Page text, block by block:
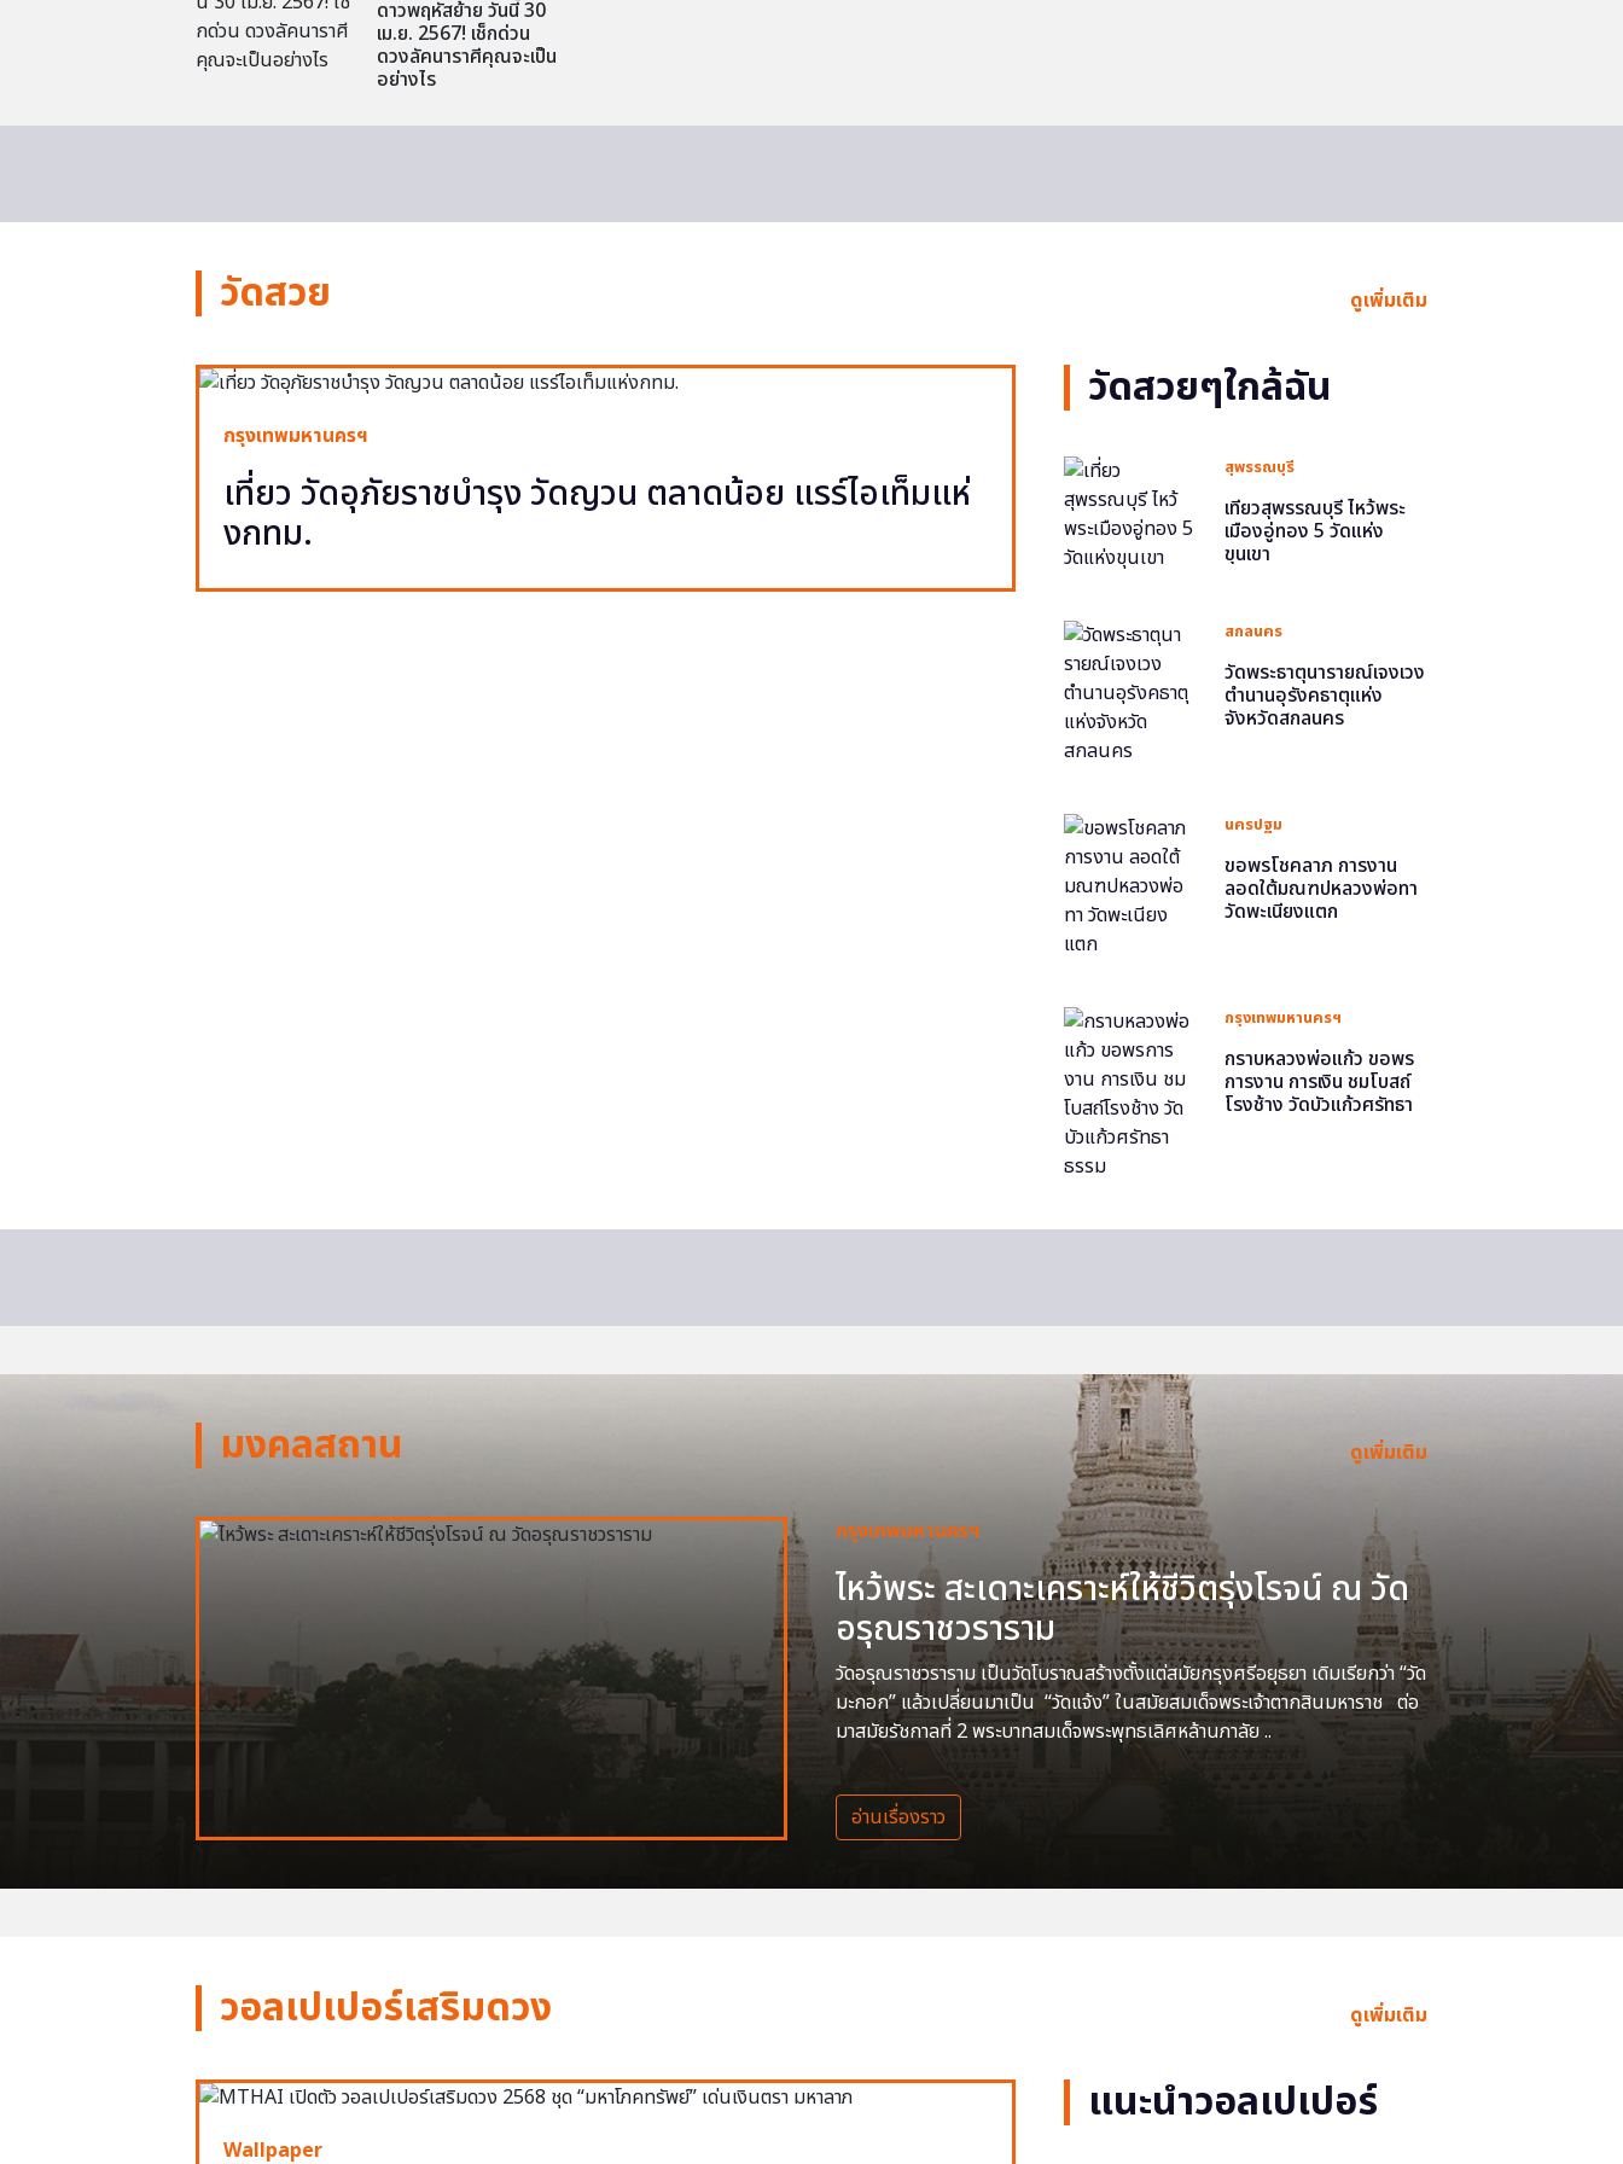
ดาวพฤหัสย้าย วันนี้ 30
เม.ย. 2567! เช็กด่วน
ดวงลัคนาราศีคุณจะเป็น
อย่างไร
วัดสวย ดูเพิ่มเติม
กรุงเทพมหานครฯ
เที่ยว วัดอุภัยราชบำรุง วัดญวน ตลาดน้อย แรร์ไอเท็มแห่
งกทม.
วัดสวยๆใกล้ฉัน
สุพรรณบุรี
เที่ยวสุพรรณบุรี ไหว้พระ
เมืองอู่ทอง 5 วัดแห่ง
ขุนเขา
สกลนคร
วัดพระธาตุนารายณ์เจงเวง
ตำนานอุรังคธาตุแห่ง
จังหวัดสกลนคร
นครปฐม
ขอพรโชคลาภ การงาน
ลอดใต้มณฑปหลวงพ่อทา
วัดพะเนียงแตก
กรุงเทพมหานครฯ
กราบหลวงพ่อแก้ว ขอพร
การงาน การเงิน ชมโบสถ์
โรงช้าง วัดบัวแก้วศรัทธา
มงคลสถาน ดูเพิ่มเติม
กรุงเทพมหานครฯ
ไหว้พระ สะเดาะเคราะห์ให้ชีวิตรุ่งโรจน์ ณ วัด
อรุณราชวราราม
วัดอรุณราชวราราม เป็นวัดโบราณสร้างตั้งแต่สมัยกรุงศรีอยุธยา เดิมเรียกว่า “วัด
มะกอก” แล้วเปลี่ยนมาเป็น “วัดแจ้ง” ในสมัยสมเด็จพระเจ้าตากสินมหาราช ต่อ
มาสมัยรัชกาลที่ 2 พระบาทสมเด็จพระพุทธเลิศหล้านภาลัย ..
อ่านเรื่องราว
วอลเปเปอร์เสริมดวง ดูเพิ่มเติม
Wallpaper
แนะนำวอลเปเปอร์